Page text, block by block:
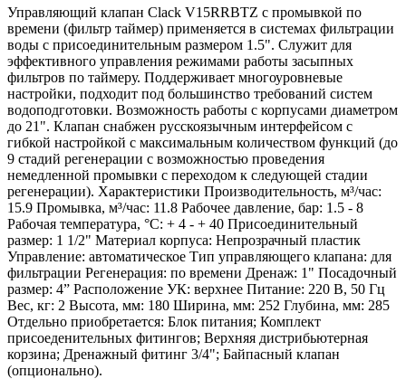
Управляющий клапан Clack V15RRBTZ с промывкой по
времени (фильтр таймер) применяется в системах фильтрации
воды с присоединительным размером 1.5". Служит для
эффективного управления режимами работы засыпных
фильтров по таймеру. Поддерживает многоуровневые
настройки, подходит под большинство требований систем
водоподготовки. Возможность работы с корпусами диаметром
до 21". Клапан снабжен русскоязычным интерфейсом с
гибкой настройкой с максимальным количеством функций (до
9 стадий регенерации с возможностью проведения
немедленной промывки с переходом к следующей стадии
регенерации). Характеристики Производительность, м³/час:
15.9 Промывка, м³/час: 11.8 Рабочее давление, бар: 1.5 - 8
Рабочая температура, °С: + 4 - + 40 Присоединительный
размер: 1 1/2" Материал корпуса: Непрозрачный пластик
Управление: автоматическое Тип управляющего клапана: для
фильтрации Регенерация: по времени Дренаж: 1" Посадочный
размер: 4” Расположение УК: верхнее Питание: 220 В, 50 Гц
Вес, кг: 2 Высота, мм: 180 Ширина, мм: 252 Глубина, мм: 285
Отдельно приобретается: Блок питания; Комплект
присоеденительных фитингов; Верхняя дистрибьютерная
корзина; Дренажный фитинг 3/4"; Байпасный клапан
(опционально).